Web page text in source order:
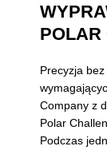
POLAR
Precyzja
Company z
Polar
Podczas